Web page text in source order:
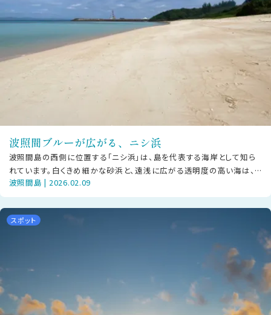
波照間ブルーが広がる、ニシ浜
波照間島の西側に位置する「ニシ浜」は、島を代表する海岸として知ら
れています。白くきめ細かな砂浜と、遠浅に広がる透明度の高い海は、
天候や時間帯によってさまざまな青
波照間島 | 2026.02.09
スポット